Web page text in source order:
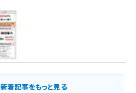
新着記事をもっと見る